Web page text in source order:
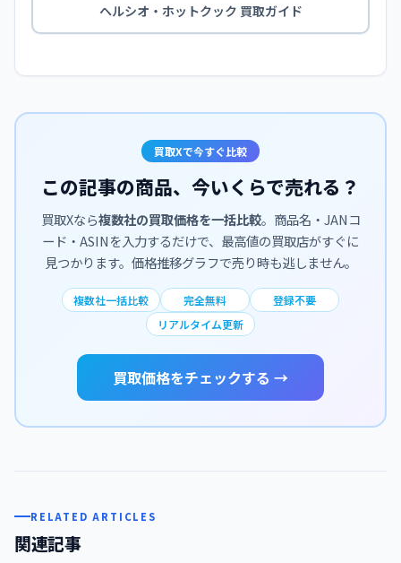
ヘルシオ・ホットクック 買取ガイド
買取Xで今すぐ比較
この記事の商品、今いくらで売れる？
買取Xなら複数社の買取価格を一括比較。商品名・JANコ
ード・ASINを入力するだけで、最高値の買取店がすぐに
見つかります。価格推移グラフで売り時も逃しません。
複数社一括比較 完全無料
登録不要
リアルタイム更新
買取価格をチェックする →
RELATED ARTICLES
関連記事